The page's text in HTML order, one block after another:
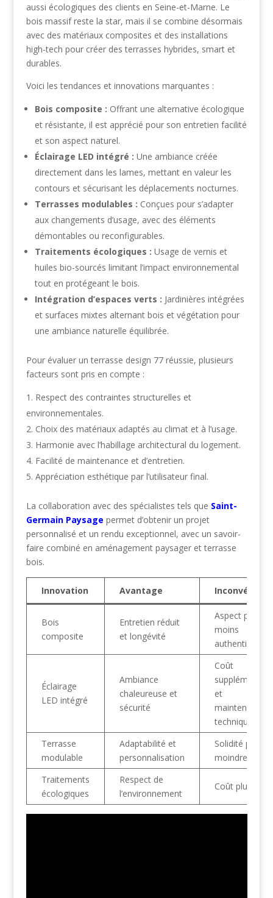
aussi écologiques des clients en Seine-et-Marne. Le
bois massif reste la star, mais il se combine désormais
avec des matériaux composites et des installations
high-tech pour créer des terrasses hybrides, smart et
durables.
Voici les tendances et innovations marquantes :
Bois composite : Offrant une alternative écologique
et résistante, il est apprécié pour son entretien facilité
et son aspect naturel.
Éclairage LED intégré : Une ambiance créée
directement dans les lames, mettant en valeur les
contours et sécurisant les déplacements nocturnes.
Terrasses modulables : Conçues pour s’adapter
aux changements d’usage, avec des éléments
démontables ou reconfigurables.
Traitements écologiques : Usage de vernis et
huiles bio-sourcés limitant l’impact environnemental
tout en protégeant le bois.
Intégration d’espaces verts : Jardinières intégrées
et surfaces mixtes alternant bois et végétation pour
une ambiance naturelle équilibrée.
Pour évaluer un terrasse design 77 réussie, plusieurs
facteurs sont pris en compte :
Respect des contraintes structurelles et
environnementales.
Choix des matériaux adaptés au climat et à l’usage.
Harmonie avec l’habillage architectural du logement.
Facilité de maintenance et d’entretien.
Appréciation esthétique par l’utilisateur final.
La collaboration avec des spécialistes tels que Saint-
Germain Paysage permet d’obtenir un projet
personnalisé et un rendu exceptionnel, avec un savoir-
faire combiné en aménagement paysager et terrasse
bois.
Innovation Avantage Inconvénient
Bois
composite
Entretien réduit
et longévité
Aspect parfois
moins
authentique
Éclairage
LED intégré
Ambiance
chaleureuse et
sécurité
Coût
et
maintenance
technique
Terrasse
modulable
Adaptabilité et
personnalisation
Solidité parfois
moindre
Traitements
écologiques
Respect de
l’environnement
Coût plus